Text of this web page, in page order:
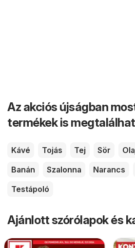
Az akciós újságban
termékek is
Kávé Tojás Tej Sör
Banán
Szalonna Narancs
Testápoló
Ajánlott szórólapok és